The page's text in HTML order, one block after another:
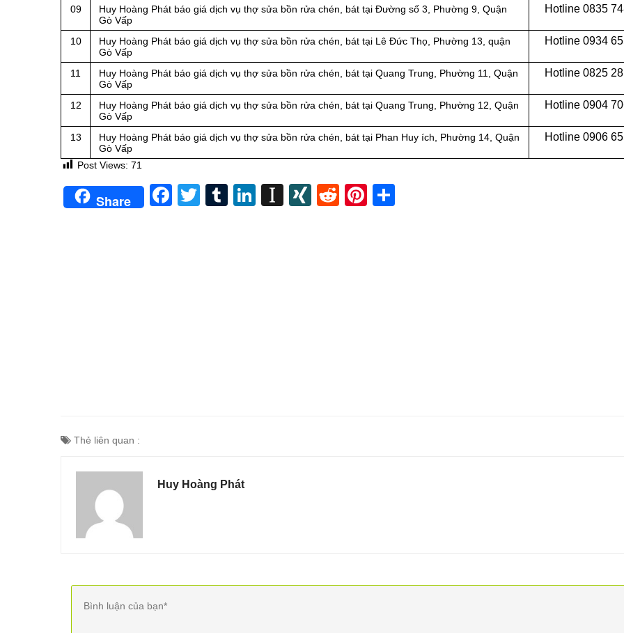
09
Huy Hoàng Phát báo giá dịch vụ thợ sửa bồn rửa chén, bát tại Đường số 3, Phường 9, Quận
Gò Vấp
Hotline 0835
10 Huy Hoàng Phát báo giá dịch vụ thợ sửa bồn rửa chén, bát tại Lê Đức Thọ, Phường 13, quận
Gò Vấp
Hotline 0934
11 Huy Hoàng Phát báo giá dịch vụ thợ sửa bồn rửa chén, bát tại Quang Trung, Phường 11, Quận
Gò Vấp
Hotline 0825
12 Huy Hoàng Phát báo giá dịch vụ thợ sửa bồn rửa chén, bát tại Quang Trung, Phường 12, Quận
Gò Vấp
Hotline 0904
13 Huy Hoàng Phát báo giá dịch vụ thợ sửa bồn rửa chén, bát tại Phan Huy ích, Phường 14, Quận
Gò Vấp
Hotline 0906
Post Views: 71
Share Facebook
TwitterTumblrLinkedIn
Instapaper
XINGRedditPinterest
Thẻ liên quan :
Huy Hoàng Phát